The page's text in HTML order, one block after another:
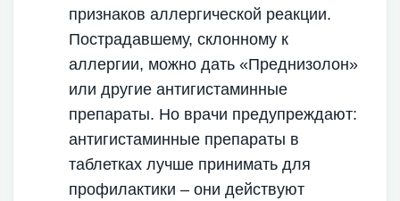
признаков аллергической реакции.
Пострадавшему, склонному к
аллергии, можно дать «Преднизолон»
или другие антигистаминные
препараты. Но врачи предупреждают:
антигистаминные препараты в
таблетках лучше принимать для
профилактики – они действуют